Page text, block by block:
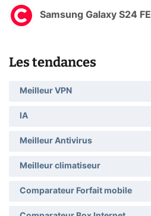
Samsung Galaxy S24 FE
Les tendances
Meilleur VPN
IA
Meilleur Antivirus
Meilleur climatiseur
Comparateur Forfait mobile